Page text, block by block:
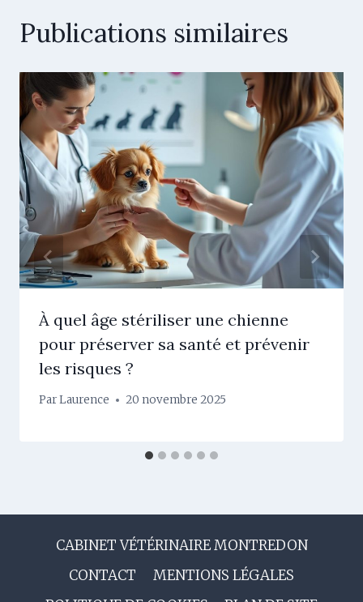
Publications similaires
À quel âge stériliser une chienne
pour préserver sa santé et prévenir
les risques ?
ParLaurence 20 novembre 2025
CABINET VÉTÉRINAIRE MONTREDON
CONTACT
MENTIONS LÉGALES